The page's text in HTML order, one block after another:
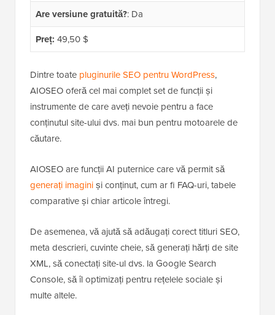
Are versiune gratuită?: Da
Preț: 49,50 $
Dintre toate pluginurile SEO pentru WordPress,
AIOSEO oferă cel mai complet set de funcții și
instrumente de care aveți nevoie pentru a face
conținutul site-ului dvs. mai bun pentru motoarele de
căutare.
AIOSEO are funcții AI puternice care vă permit să
generați imaginiși conținut, cum ar fi FAQ-uri, tabele
comparative și chiar articole întregi.
De asemenea, vă ajută să adăugați corect titluri SEO,
meta descrieri, cuvinte cheie, să generați hărți de site
XML, să conectați site-ul dvs. la Google Search
Console, să îl optimizați pentru rețelele sociale și
multe altele.